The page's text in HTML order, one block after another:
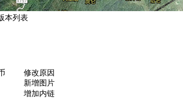
本列表
修改原因
新增图片
增加内链